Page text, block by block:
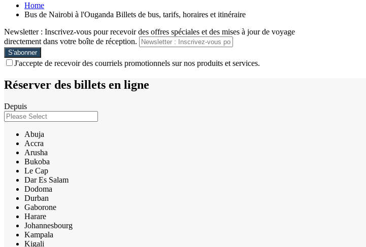
Home
Bus de Nairobi à l'Ouganda Billets de bus, tarifs, horaires et itinéraire
Newsletter : Inscrivez-vous pour recevoir des offres spéciales et des mises à jour de voyage
directement dans votre boîte de réception.
J'accepte de recevoir des courriels promotionnels sur nos produits et services.
Réserver des billets en ligne
Depuis
Abuja
Accra
Arusha
Bukoba
Le Cap
Dar Es Salam
Dodoma
Durban
Gaborone
Harare
Johannesbourg
Kampala
Kigali